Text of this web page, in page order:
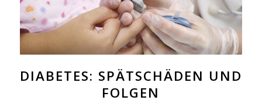
DIABETES: SPÄTSCHÄDEN UND
FOLGEN